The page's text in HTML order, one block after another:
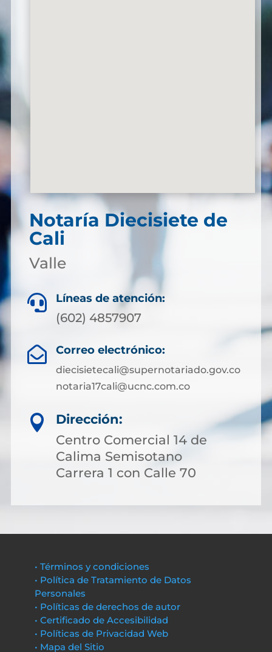
Notaría Diecisiete de
Cali
Valle
 Líneas de atención:
(602) 4857907
 Correo electrónico:
diecisietecali@supernotariado.gov.co
notaria17cali@ucnc.com.co

Dirección:
Centro Comercial 14 de
Calima Semisotano
Carrera 1 con Calle 70
• Términos y condiciones
• Política de Tratamiento de Datos
Personales
• Políticas de derechos de autor
• Certificado de Accesibilidad
• Políticas de Privacidad Web
• Mapa del Sitio